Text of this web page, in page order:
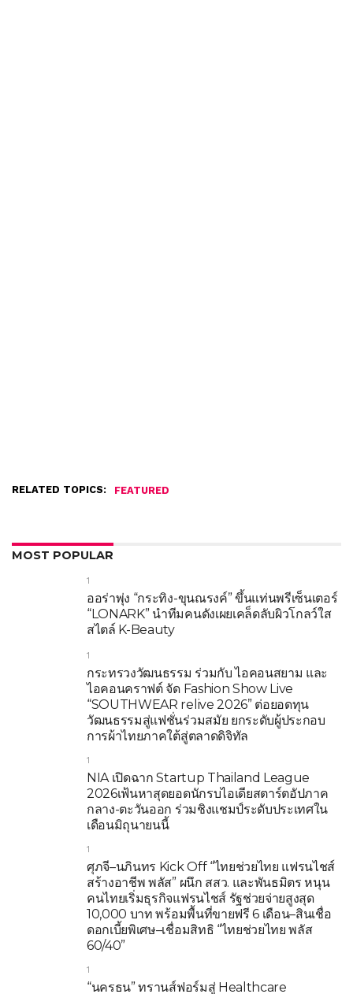
RELATED TOPICS: FEATURED
MOST POPULAR
1
ออร่าพุ่ง “กระทิง-ขุนณรงค์” ขึ้นแท่นพรีเซ็นเตอร์
“LONARK” นำทีมคนดังเผยเคล็ดลับผิวโกลว์ใส
สไตล์ K-Beauty
1
กระทรวงวัฒนธรรม ร่วมกับ ไอคอนสยาม และ
ไอคอนคราฟต์ จัด Fashion Show Live
“SOUTHWEAR relive 2026” ต่อยอดทุน
วัฒนธรรมสู่แฟชั่นร่วมสมัย ยกระดับผู้ประกอบ
การผ้าไทยภาคใต้สู่ตลาดดิจิทัล
1
NIA เปิดฉาก Startup Thailand League
2026เฟ้นหาสุดยอดนักรบไอเดียสตาร์ตอัปภาค
กลาง-ตะวันออก ร่วมชิงแชมป์ระดับประเทศใน
เดือนมิถุนายนนี้
1
ศุภจี–นภินทร Kick Off “ไทยช่วยไทย แฟรนไชส์
สร้างอาชีพ พลัส” ผนึก สสว. และพันธมิตร หนุน
คนไทยเริ่มธุรกิจแฟรนไชส์ รัฐช่วยจ่ายสูงสุด
10,000 บาท พร้อมพื้นที่ขายฟรี 6 เดือน–สินเชื่อ
ดอกเบี้ยพิเศษ–เชื่อมสิทธิ “ไทยช่วยไทย พลัส
60/40”
1
“นครธน” ทรานส์ฟอร์มสู่ Healthcare